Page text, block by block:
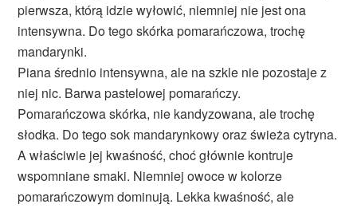
pierwsza, którą idzie wyłowić, niemniej nie jest ona
intensywna. Do tego skórka pomarańczowa, trochę
mandarynki.
Piana średnio intensywna, ale na szkle nie pozostaje z
niej nic. Barwa pastelowej pomarańczy.
Pomarańczowa skórka, nie kandyzowana, ale trochę
słodka. Do tego sok mandarynkowy oraz świeża cytryna.
A właściwie jej kwaśność, choć głównie kontruje
wspomniane smaki. Niemniej owoce w kolorze
pomarańczowym dominują. Lekka kwaśność, ale